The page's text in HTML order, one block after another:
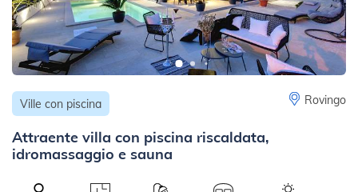
Ville con piscina Rovingo
Attraente villa con piscina riscaldata,
idromassaggio e sauna